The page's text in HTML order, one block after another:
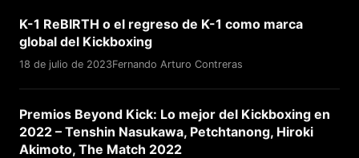
K-1 ReBIRTH o el regreso de K-1 como marca
global del Kickboxing
18 de julio de 2023Fernando Arturo Contreras
Premios Beyond Kick: Lo mejor del Kickboxing en
2022 – Tenshin Nasukawa, Petchtanong, Hiroki
Akimoto, The Match 2022